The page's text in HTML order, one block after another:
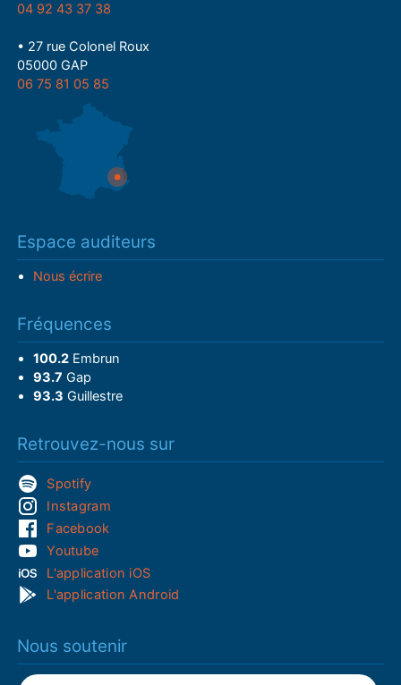
04 92 43 37 38
• 27 rue Colonel Roux
05000 GAP
06 75 81 05 85
Espace auditeurs
Nous écrire
Fréquences
100.2Embrun
93.7 Gap
93.3 Guillestre
Retrouvez-nous sur
Spotify
Instagram
Facebook
Youtube
L'application iOS
L'application Android
Nous soutenir